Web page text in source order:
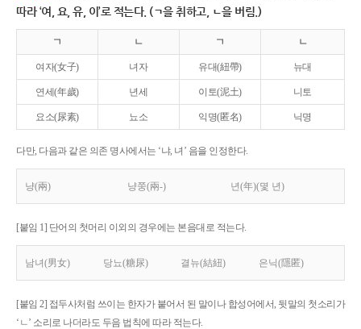
따라 ‘여, 요, 유, 이’로 적는다. (ㄱ을 취하고, ㄴ을 버림.)
ㄱ ㄴ ㄱ ㄴ
여자(女子) 녀자 유대(紐帶) 뉴대
연세(年歲) 년세 이토(泥土) 니토
요소(尿素) 뇨소 익명(匿名) 닉명
다만, 다음과 같은 의존 명사에서는 ‘냐, 녀’ 음을 인정한다.
냥(兩) 냥쭝(兩-) 년(年)(몇 년)
[붙임 1] 단어의 첫머리 이외의 경우에는 본음대로 적는다.
남녀(男女) 당뇨(糖尿) 결뉴(結紐) 은닉(隱匿)
[붙임 2] 접두사처럼 쓰이는 한자가 붙어서 된 말이나 합성어에서, 뒷말의 첫소리가
‘ㄴ’ 소리로 나더라도 두음 법칙에 따라 적는다.